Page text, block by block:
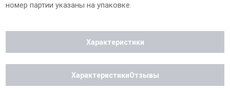
номер партии указаны на упаковке.
Характеристики
ХарактеристикиОтзывы